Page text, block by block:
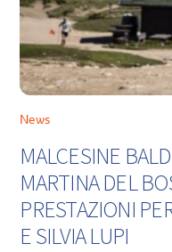
News
MALCESINE
MARTINA DEL
PRESTAZIONI
E SILVIA LUPI